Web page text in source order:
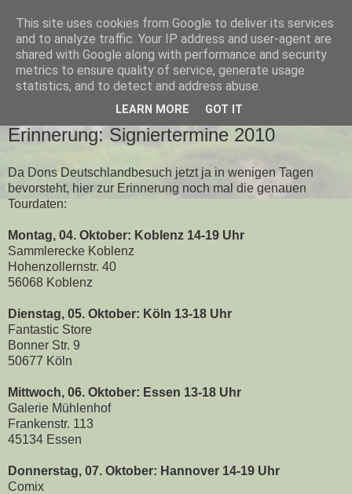
MONTAG, 27. SEPTEMBER 2010
Erinnerung: Signiertermine 2010
Da Dons Deutschlandbesuch jetzt ja in wenigen Tagen
bevorsteht, hier zur Erinnerung noch mal die genauen
Tourdaten:
Montag, 04. Oktober: Koblenz 14-19 Uhr
Sammlerecke Koblenz
Hohenzollernstr. 40
56068 Koblenz
Dienstag, 05. Oktober: Köln 13-18 Uhr
Fantastic Store
Bonner Str. 9
50677 Köln
Mittwoch, 06. Oktober: Essen 13-18 Uhr
Galerie Mühlenhof
Frankenstr. 113
45134 Essen
Donnerstag, 07. Oktober: Hannover 14-19 Uhr
Comix
This site uses cookies from Google to deliver its services
and to analyze traffic. Your IP address and user-agent are
shared with Google along with performance and security
metrics to ensure quality of service, generate usage
statistics, and to detect and address abuse.
LEARN MORE GOT IT